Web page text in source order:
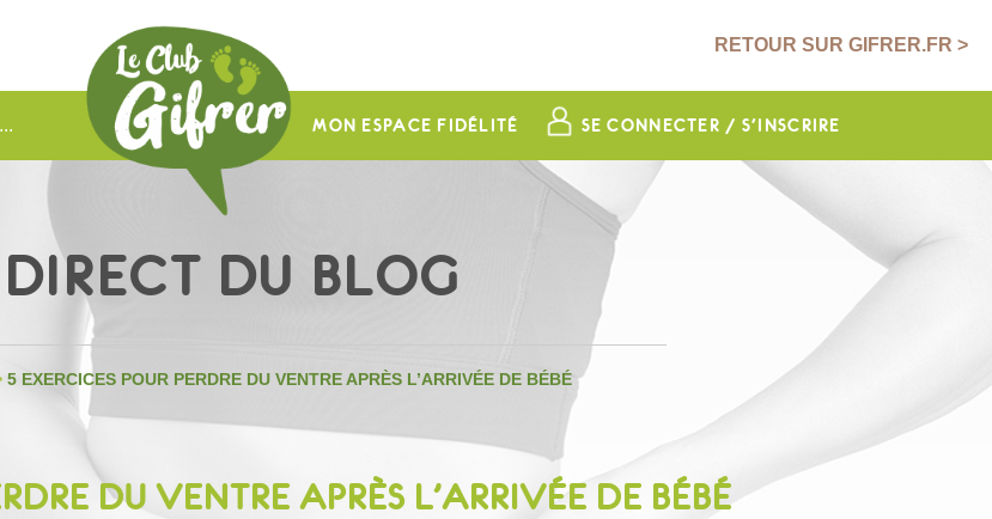
RETOUR SUR GIFRER.FR >
MON ESPACE FIDÉLITÉ SE CONNECTER / S'INSCRIRE
DU BLOG
5 EXERCICES POUR PERDRE DU VENTRE APRÈS L’ARRIVÉE DE BÉBÉ
DU VENTRE APRÈS L’ARRIVÉE DE BÉBÉ